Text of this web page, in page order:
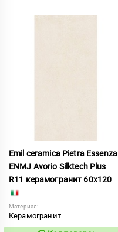
Emil ceramica Pietra Essenza
ENMJ Avorio Silktech Plus
R11 керамогранит 60x120
Материал:
Керамогранит